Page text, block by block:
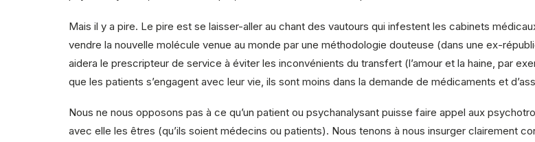
Mais il y a pire. Le pire est se laisser-aller au chant des vautours qui infestent les cabinets
vendre la nouvelle molécule venue au monde par une méthodologie douteuse (dans une ex-
aidera le prescripteur de service à éviter les inconvénients du transfert (l’amour et la haine, par
que les patients s’engagent avec leur vie, ils sont moins dans la demande de médicaments et
Nous ne nous opposons pas à ce qu’un patient ou psychanalysant puisse faire appel aux
avec elle les êtres (qu’ils soient médecins ou patients). Nous tenons à nous insurger clairement